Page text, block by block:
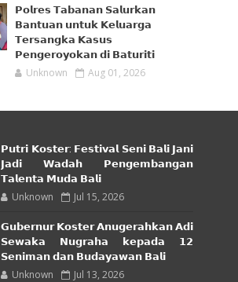
𝗣𝗼𝗹𝗿𝗲𝘀 𝗧𝗮𝗯𝗮𝗻𝗮𝗻 𝗦𝗮𝗹𝘂𝗿𝗸𝗮𝗻
𝗕𝗮𝗻𝘁𝘂𝗮𝗻 𝘂𝗻𝘁𝘂𝗸 𝗞𝗲𝗹𝘂𝗮𝗿𝗴𝗮
𝗧𝗲𝗿𝘀𝗮𝗻𝗴𝗸𝗮 𝗞𝗮𝘀𝘂𝘀
𝗣𝗲𝗻𝗴𝗲𝗿𝗼𝘆𝗼𝗸𝗮𝗻 𝗱𝗶 𝗕𝗮𝘁𝘂𝗿𝗶𝘁𝗶
Unknown Aug 01, 2026
𝗣𝘂𝘁𝗿𝗶 𝗞𝗼𝘀𝘁𝗲𝗿: 𝗙𝗲𝘀𝘁𝗶𝘃𝗮𝗹 𝗦𝗲𝗻𝗶 𝗕𝗮𝗹𝗶 𝗝𝗮𝗻𝗶
𝗝𝗮𝗱𝗶 𝗪𝗮𝗱𝗮𝗵 𝗣𝗲𝗻𝗴𝗲𝗺𝗯𝗮𝗻𝗴𝗮𝗻
𝗧𝗮𝗹𝗲𝗻𝘁𝗮 𝗠𝘂𝗱𝗮 𝗕𝗮𝗹𝗶
Unknown Jul 15, 2026
𝗚𝘂𝗯𝗲𝗿𝗻𝘂𝗿 𝗞𝗼𝘀𝘁𝗲𝗿 𝗔𝗻𝘂𝗴𝗲𝗿𝗮𝗵𝗸𝗮𝗻 𝗔𝗱𝗶
𝗦𝗲𝘄𝗮𝗸𝗮 𝗡𝘂𝗴𝗿𝗮𝗵𝗮 𝗸𝗲𝗽𝗮𝗱𝗮 𝟭𝟮
𝗦𝗲𝗻𝗶𝗺𝗮𝗻 𝗱𝗮𝗻 𝗕𝘂𝗱𝗮𝘆𝗮𝘄𝗮𝗻 𝗕𝗮𝗹𝗶
Unknown Jul 13, 2026